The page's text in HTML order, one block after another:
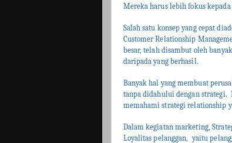
Mereka harus lebih fokus
Salah satu konsep yang cepat
Customer Relationship
besar, telah disambut oleh
daripada yang berhasil.
Banyak hal yang membuat
tanpa didahului dengan strategi.
memahami strategi relationship
Dalam kegiatan marketing,
Loyalitas pelanggan,
yaitu